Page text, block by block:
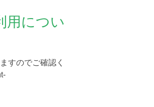
用につい
すのでご確認く